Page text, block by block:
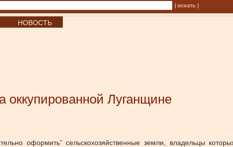
| искать |
НОВОСТЬ
оккупированной Луганщине
оформить” сельскохозяйственные земли, владельцы